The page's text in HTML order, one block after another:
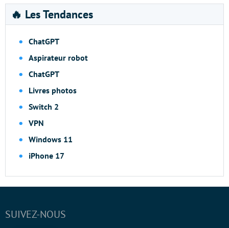
🔥 Les Tendances
ChatGPT
Aspirateur robot
ChatGPT
Livres photos
Switch 2
VPN
Windows 11
iPhone 17
SUIVEZ-NOUS